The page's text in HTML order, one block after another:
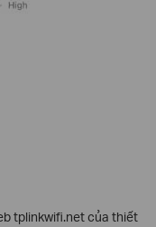
tplinkwifi.net của thiết